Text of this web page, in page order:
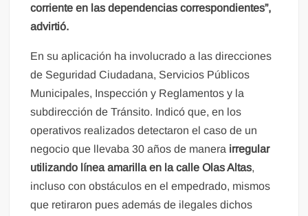
corriente en las dependencias correspondientes”,
advirtió.
En su aplicación ha involucrado a las direcciones
de Seguridad Ciudadana, Servicios Públicos
Municipales, Inspección y Reglamentos y la
subdirección de Tránsito. Indicó que, en los
operativos realizados detectaron el caso de un
negocio que llevaba 30 años de manera irregular
utilizando línea amarilla en la calle Olas Altas,
incluso con obstáculos en el empedrado, mismos
que retiraron pues además de ilegales dichos